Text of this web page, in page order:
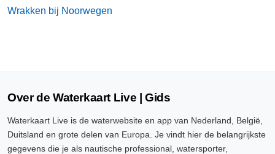
Wrakken bij Noorwegen
Over de Waterkaart Live | Gids
Waterkaart Live is de waterwebsite en app van Nederland, België,
Duitsland en grote delen van Europa. Je vindt hier de belangrijkste
gegevens die je als nautische professional, watersporter,